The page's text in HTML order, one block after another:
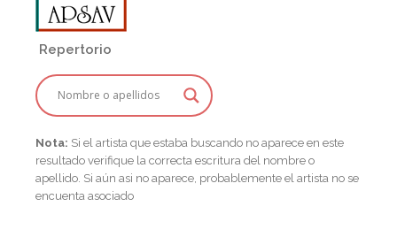
Repertorio
Nota: Si el artista que estaba buscando no aparece en este
resultado verifique la correcta escritura del nombre o
apellido. Si aún asi no aparece, probablemente el artista no se
encuenta asociado